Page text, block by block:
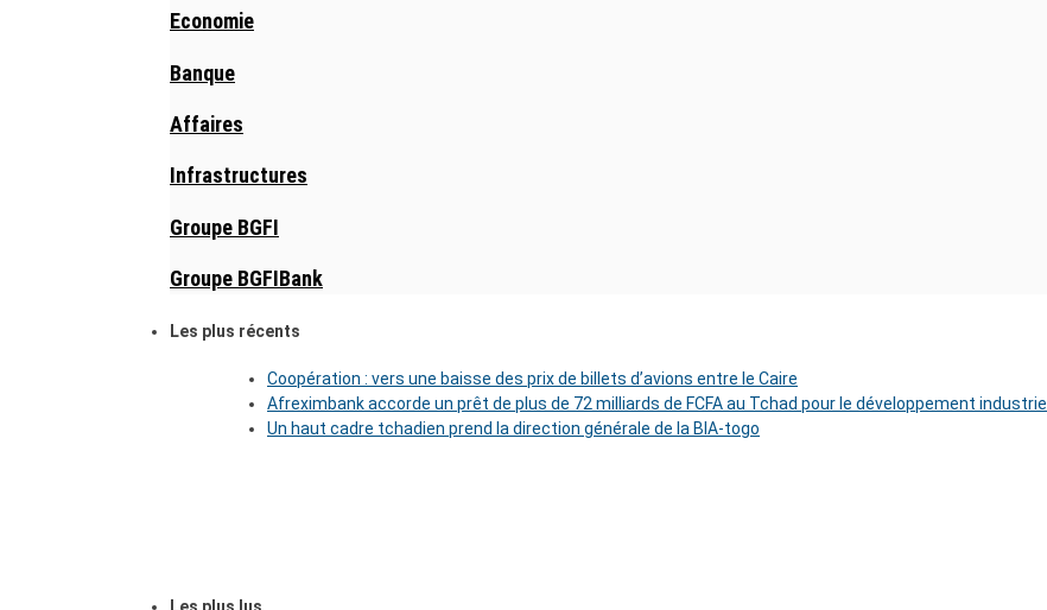
Economie
Banque
Affaires
Infrastructures
Groupe BGFI
Groupe BGFIBank
Les plus récents
Coopération : vers une baisse des prix de billets d’avions entre le Caire
Afreximbank accorde un prêt de plus de 72 milliards de FCFA au Tchad pour le développement industriel
Un haut cadre tchadien prend la direction générale de la BIA-togo
Les plus lus